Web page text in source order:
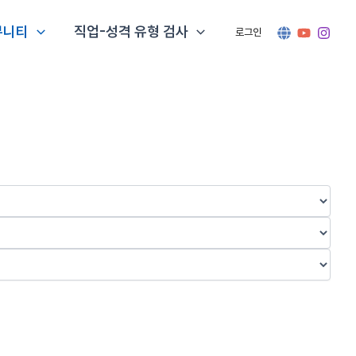
티 직업-성격 유형 검사 로그인